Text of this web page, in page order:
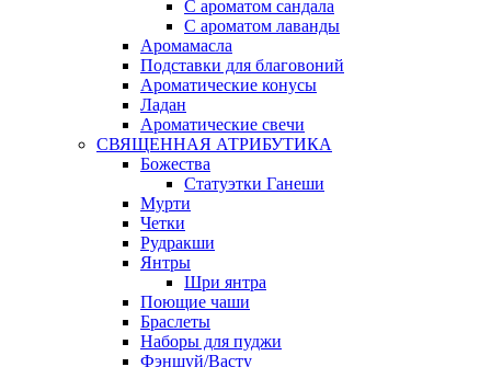
С ароматом сандала
С ароматом лаванды
Аромамасла
Подставки для благовоний
Ароматические конусы
Ладан
Ароматические свечи
СВЯЩЕННАЯ АТРИБУТИКА
Божества
Статуэтки Ганеши
Мурти
Четки
Рудракши
Янтры
Шри янтра
Поющие чаши
Браслеты
Наборы для пуджи
Фэншуй/Васту